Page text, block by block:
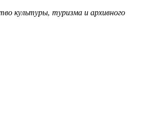
культуры, туризма и архивного